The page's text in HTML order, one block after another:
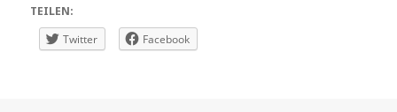
TEILEN:
Twitter
Facebook